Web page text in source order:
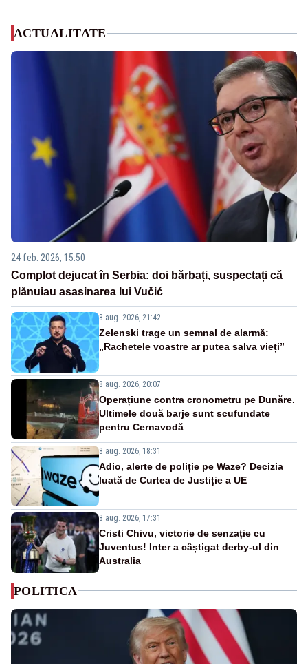
ACTUALITATE
24 feb. 2026, 15:50
Complot dejucat în Serbia: doi bărbați, suspectați că
plănuiau asasinarea lui Vučić
8 aug. 2026, 21:42
Zelenski trage un semnal de alarmă:
„Rachetele voastre ar putea salva vieți”
8 aug. 2026, 20:07
Operațiune contra cronometru pe Dunăre.
Ultimele două barje sunt scufundate
pentru Cernavodă
8 aug. 2026, 18:31
Adio, alerte de poliție pe Waze? Decizia
luată de Curtea de Justiție a UE
8 aug. 2026, 17:31
Cristi Chivu, victorie de senzație cu
Juventus! Inter a câștigat derby-ul din
Australia
POLITICA